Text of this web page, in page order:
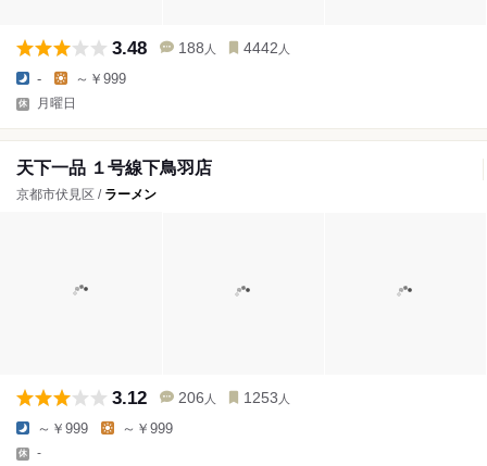
3.48 188 人 4442 人
- ～￥999
月曜日
天下一品 １号線下鳥羽店
京都市伏見区 / ラーメン
3.12 206 人 1253 人
～￥999 ～￥999
-